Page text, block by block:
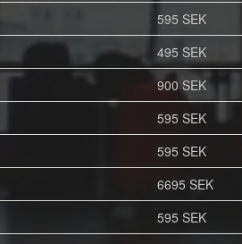
595 SEK
495 SEK
900 SEK
595 SEK
595 SEK
6695 SEK
595 SEK